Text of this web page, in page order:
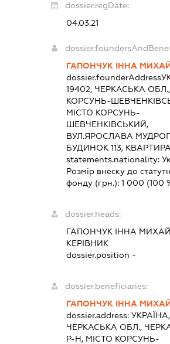
dossier.regDate:
04.03.21
ГАПОНЧУК ІННА
dossier.founderAddress
19402, ЧЕРКАСЬКА ОБЛ.,
КОРСУНЬ-
МІСТО КОРСУНЬ-
ШЕВЧЕНКІВСЬКИЙ,
ВУЛ.ЯРОСЛАВА
БУДИНОК 113,
statements.nationality:
Розмір внеску до
фонду (грн.):1 000 (100
dossier.heads:
ГАПОНЧУК ІННА
КЕРІВНИК
dossier.position -
dossier.beneficiaries:
ГАПОНЧУК ІННА
dossier.address:
ЧЕРКАСЬКА ОБЛ.,
Р-Н, МІСТО КОРСУНЬ-